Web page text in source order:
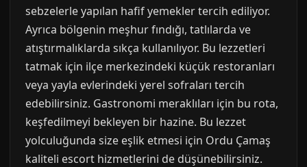
sebzelerle yapılan hafif yemekler tercih ediliyor.
Ayrıca bölgenin meşhur fındığı, tatlılarda ve
atıştırmalıklarda sıkça kullanılıyor. Bu lezzetleri
tatmak için ilçe merkezindeki küçük restoranları
veya yayla evlerindeki yerel sofraları tercih
edebilirsiniz. Gastronomi meraklıları için bu rota,
keşfedilmeyi bekleyen bir hazine. Bu lezzet
yolculuğunda size eşlik etmesi için Ordu Çamaş
kaliteli escort hizmetlerini de düşünebilirsiniz.